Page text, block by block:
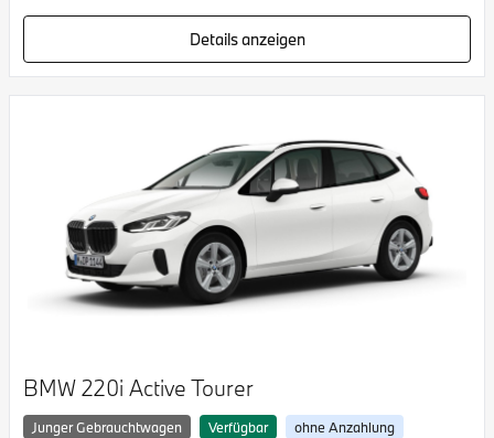
Details anzeigen
BMW 220i Active Tourer
Junger Gebrauchtwagen Verfügbar ohne Anzahlung